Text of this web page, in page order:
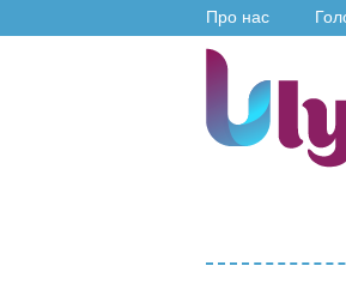
Про нас